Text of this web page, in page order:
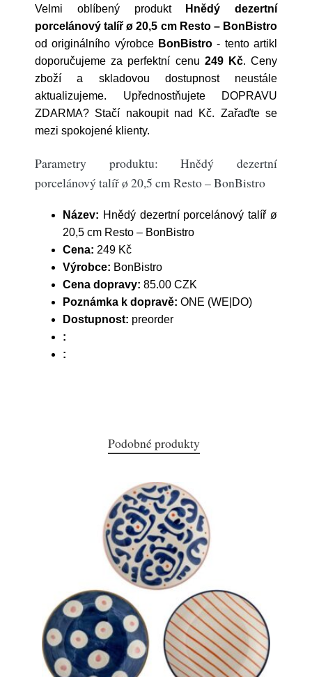
Velmi oblíbený produkt
Hnědý dezertní
porcelánový talíř ø 20,5 cm Resto – BonBistro
od originálního výrobce BonBistro - tento artikl
doporučujeme za perfektní cenu 249 Kč. Ceny
zboží a skladovou dostupnost neustále
aktualizujeme. Upřednostňujete DOPRAVU
ZDARMA? Stačí nakoupit nad Kč. Zařaďte se
mezi spokojené klienty.
Parametry produktu: Hnědý dezertní
porcelánový talíř ø 20,5 cm Resto – BonBistro
Název: Hnědý dezertní porcelánový talíř ø
20,5 cm Resto – BonBistro
Cena: 249 Kč
Výrobce: BonBistro
Cena dopravy: 85.00 CZK
Poznámka k dopravě: ONE (WE|DO)
Dostupnost: preorder
:
:
Podobné produkty